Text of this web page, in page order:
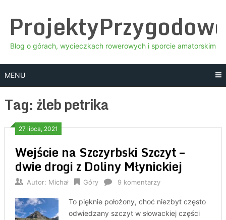
content
Blog o górach, wycieczkach rowerowych i sporcie amatorskim
MENU
Tag:żleb petrika
27 lipca, 2021
Wejście na Szczyrbski Szczyt –
dwie drogi z Doliny Młynickiej
Autor: Michał Góry 9 komentarzy
To pięknie położony, choć niezbyt często
odwiedzany szczyt w słowackiej części